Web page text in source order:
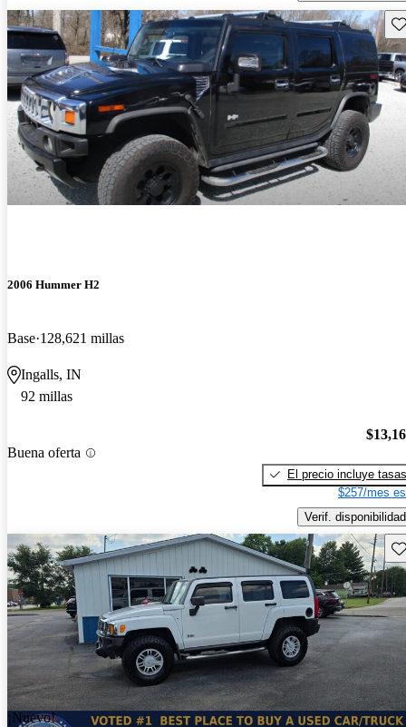
2006 Hummer H2
Base 128,621 millas
Ingalls, IN
92 millas
Buena oferta
El precio incluye tasas
$257/mes
Verif. disponibilidad
¡Nuevo!